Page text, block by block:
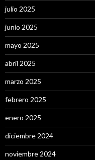
julio 2025
junio 2025
mayo 2025
abril 2025
marzo 2025
febrero 2025
enero 2025
diciembre 2024
noviembre 2024